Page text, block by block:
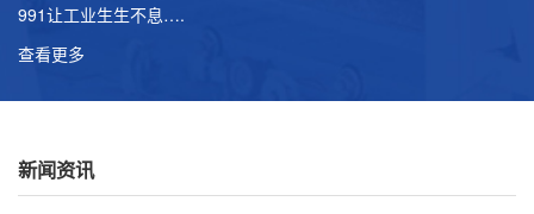
991让工业生生不息….
查看更多
新闻资讯